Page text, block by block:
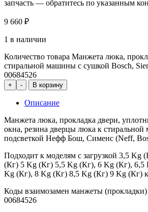
запчасть — обратитесь по указанным
9 660 ₽
1 в наличии
Количество товара Манжета люка,
стиральной машины с сушкой Bosch,
00684526
+ - В корзину
Описание
Манжета люка, прокладка двери,
окна, резина дверцы люка к
подсветкой Нефф Бош, Сименс (Neff,
Подходит к моделям с загрузкой 3,5 Kg
(Кг) 5 Kg (Кг) 5,5 Kg (Кг), 6 Kg (Кг), 6,5
Kg (Кг), 8 Kg (Кг) 8,5 Kg (Кг) 9 Kg (Кг)
Коды взаимозамен манжеты
00684526